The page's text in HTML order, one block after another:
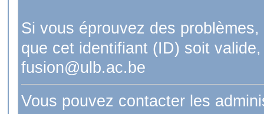
Si vous éprouvez des
que cet identifiant (ID) soit
fusion@ulb.ac.be
Vous pouvez contacter les